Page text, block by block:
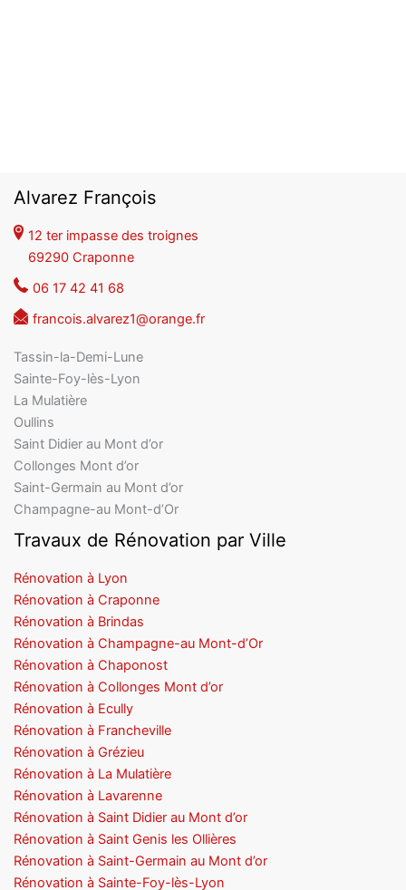
Alvarez François
12 ter impasse des troignes
69290 Craponne
06 17 42 41 68
francois.alvarez1@orange.fr
Tassin-la-Demi-Lune
Sainte-Foy-lès-Lyon
La Mulatière
Oullins
Saint Didier au Mont d’or
Collonges Mont d’or
Saint-Germain au Mont d’or
Champagne-au Mont-d’Or
Travaux de Rénovation par Ville
Rénovation à Lyon
Rénovation à Craponne
Rénovation à Brindas
Rénovation à Champagne-au Mont-d’Or
Rénovation à Chaponost
Rénovation à Collonges Mont d’or
Rénovation à Ecully
Rénovation à Francheville
Rénovation à Grézieu
Rénovation à La Mulatière
Rénovation à Lavarenne
Rénovation à Saint Didier au Mont d’or
Rénovation à Saint Genis les Ollières
Rénovation à Saint-Germain au Mont d’or
Rénovation à Sainte-Foy-lès-Lyon